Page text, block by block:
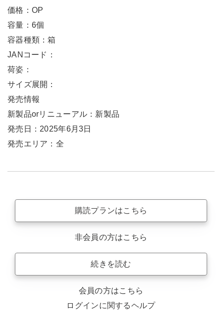
価格：OP
容量：6個
容器種類：箱
JANコード：
荷姿：
サイズ展開：
発売情報
新製品orリニューアル：新製品
発売日：2025年6月3日
発売エリア：全
購読プランはこちら
非会員の方はこちら
続きを読む
会員の方はこちら
ログインに関するヘルプ